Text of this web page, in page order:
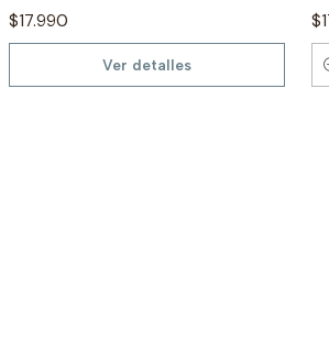
$17.990
Ver detalles